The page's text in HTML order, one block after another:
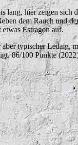
lang, hier zeigen sich
dem Rauch und
Estragon auf.
typischer Ledaig,
86/100 Punkte